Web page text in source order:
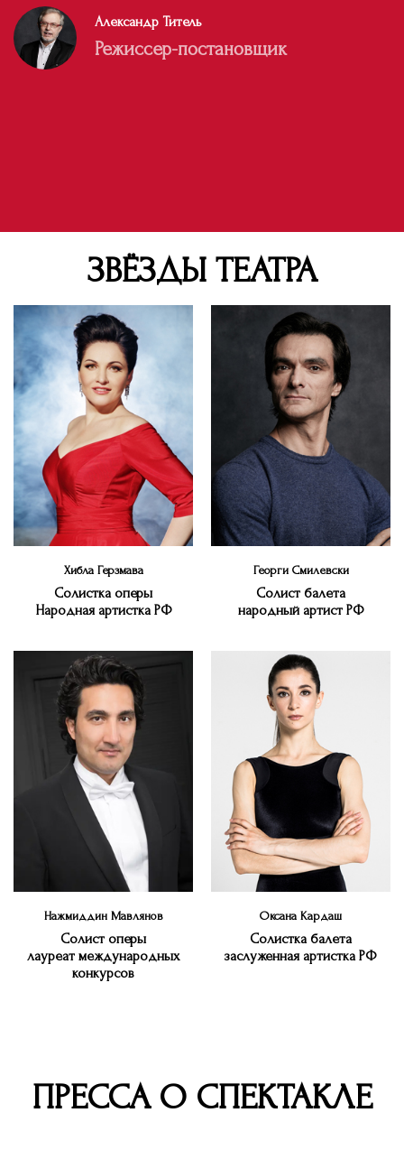
Александр Титель
Режиссер-постановщик
ЗВЁЗДЫ ТЕАТРА
Хибла Герзмава
Солистка оперы
Народная артистка РФ
Георги Смилевски
Cолист балета
народный артист РФ
Нажмиддин Мавлянов
Солист оперы
лауреат международных
конкурсов
Оксана Кардаш
Солистка балета
заслуженная артистка РФ
ПРЕССА О СПЕКТАКЛЕ